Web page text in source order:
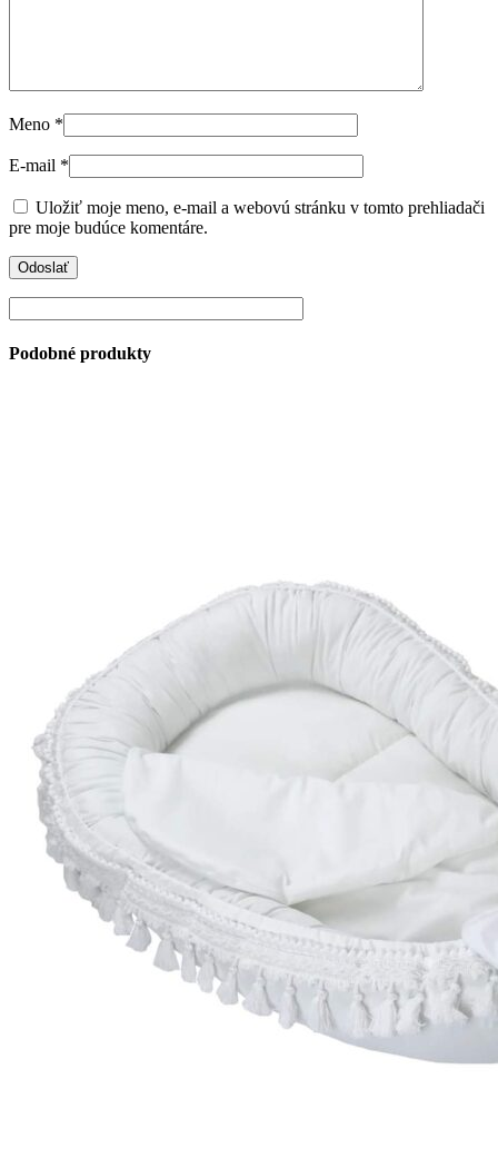
Meno *
E-mail *
Uložiť moje meno, e-mail a webovú stránku v tomto prehliadači
pre moje budúce komentáre.
Podobné produkty